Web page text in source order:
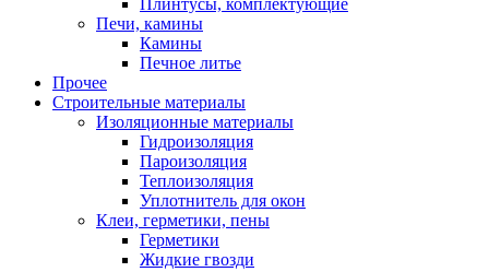
Печи, камины
Камины
Печное литье
Прочее
Строительные материалы
Изоляционные материалы
Гидроизоляция
Пароизоляция
Теплоизоляция
Уплотнитель для окон
Клеи, герметики, пены
Герметики
Жидкие гвозди